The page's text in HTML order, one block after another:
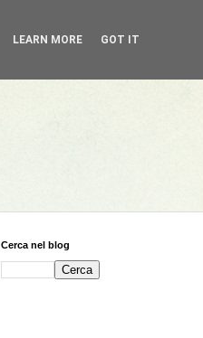
Cerca nel blog
LEARN MORE GOT IT